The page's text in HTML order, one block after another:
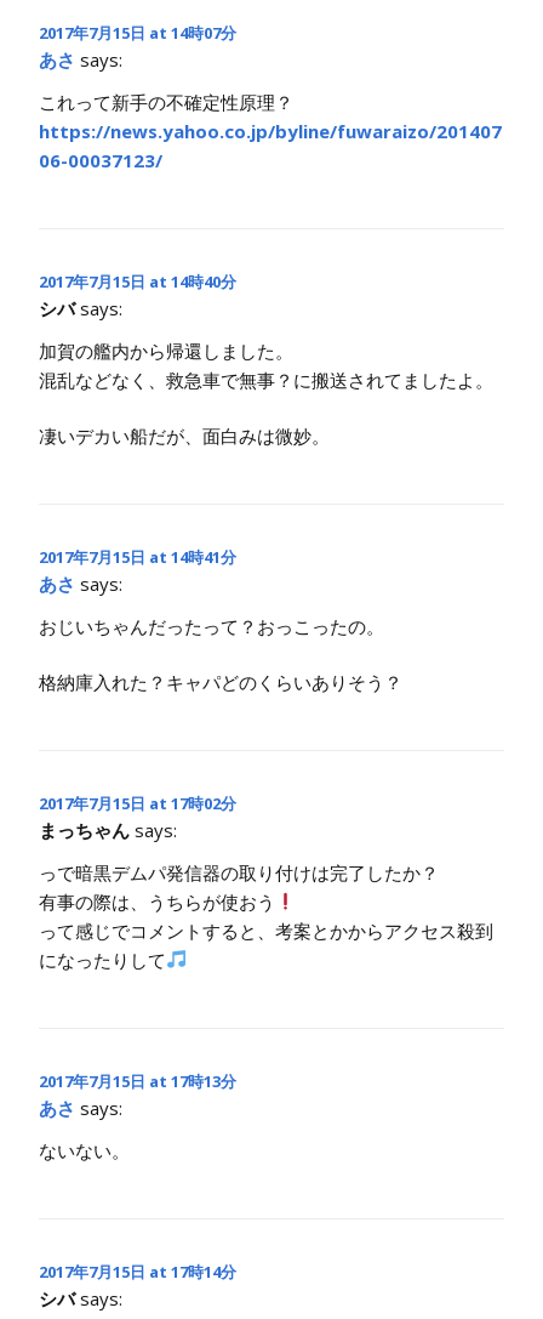
2017年7月15日 at 14時07分
あさ says:
これって新手の不確定性原理？
https://news.yahoo.co.jp/byline/fuwaraizo/201407
06-00037123/
2017年7月15日 at 14時40分
シバ says:
加賀の艦内から帰還しました。
混乱などなく、救急車で無事？に搬送されてましたよ。
凄いデカい船だが、面白みは微妙。
2017年7月15日 at 14時41分
あさ says:
おじいちゃんだったって？おっこったの。
格納庫入れた？キャパどのくらいありそう？
2017年7月15日 at 17時02分
まっちゃん says:
っで暗黒デムパ発信器の取り付けは完了したか？
有事の際は、うちらが使おう
って感じでコメントすると、考案とかからアクセス殺到
になったりして
2017年7月15日 at 17時13分
あさ says:
ないない。
2017年7月15日 at 17時14分
シバ says: